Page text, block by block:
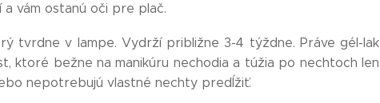
vám ostanú oči pre plač.
tvrdne v lampe. Vydrží približne 3-4 týždne. Práve gél-lak
ktoré bežne na manikúru nechodia a túžia po nechtoch len
nepotrebujú vlastné nechty predĺžiť.